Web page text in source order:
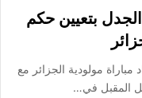
الجدل بتعيين حكم
مباراة مولودية الجزائر مع
المقبل في…